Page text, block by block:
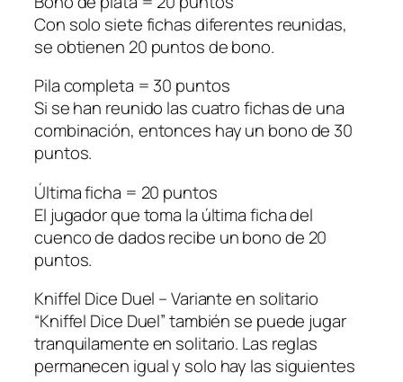
Con solo siete fichas diferentes reunidas,
se obtienen 20 puntos de bono.
Pila completa = 30 puntos
Si se han reunido las cuatro fichas de una
combinación, entonces hay un bono de 30
puntos.
Última ficha = 20 puntos
El jugador que toma la última ficha del
cuenco de dados recibe un bono de 20
puntos.
Kniffel Dice Duel – Variante en solitario
“Kniffel Dice Duel” también se puede jugar
tranquilamente en solitario. Las reglas
permanecen igual y solo hay las siguientes